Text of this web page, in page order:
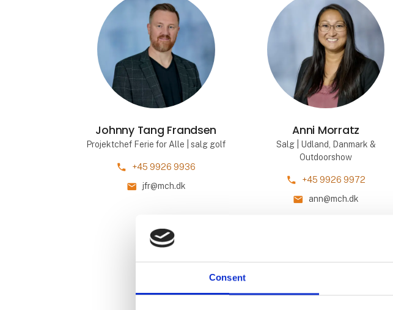
Consent
Johnny Tang Frandsen
Projektchef Ferie for Alle | salg golf
phone +45 9926 9936
mail jfr@mch.dk
Anni Morratz
Salg | Udland, Danmark &
Outdoorshow
phone +45 9926 9972
mail ann@mch.dk